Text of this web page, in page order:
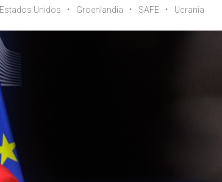
Estados Unidos Groenlandia SAFE Ucrania